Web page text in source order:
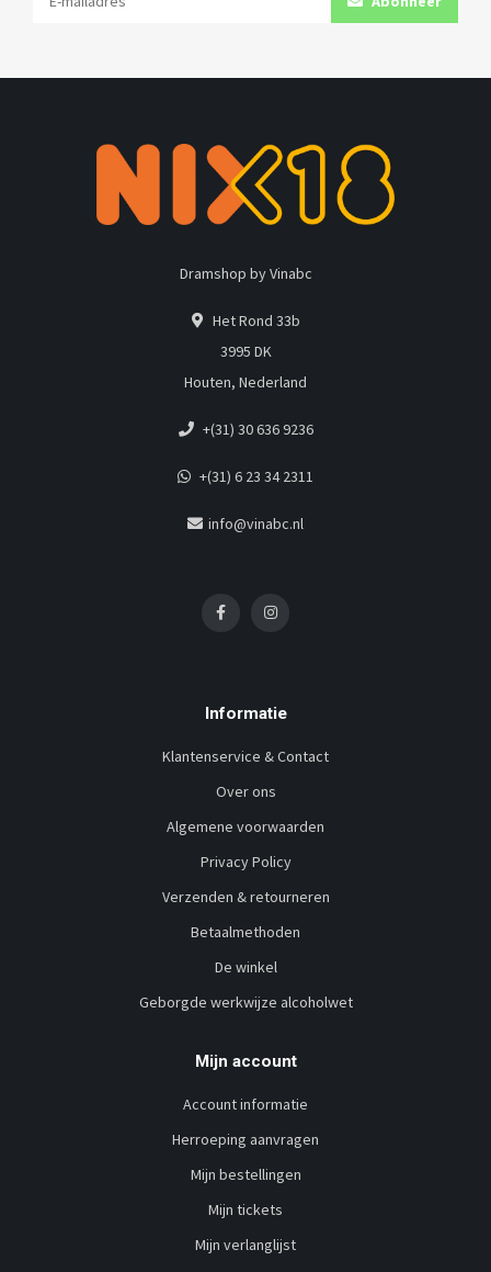
Dramshop by Vinabc
Het Rond 33b
3995 DK
Houten, Nederland
+(31) 30 636 9236
+(31) 6 23 34 2311
info@vinabc.nl
Informatie
Klantenservice & Contact
Over ons
Algemene voorwaarden
Privacy Policy
Verzenden & retourneren
Betaalmethoden
De winkel
Geborgde werkwijze alcoholwet
Mijn account
Account informatie
Herroeping aanvragen
Mijn bestellingen
Mijn tickets
Mijn verlanglijst